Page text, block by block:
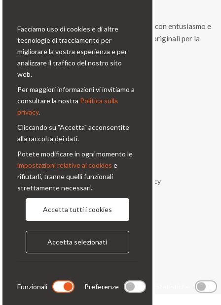
Condorfoto da 55 anni propone ancora oggi, con entusiasmo e
vitalità, una gamma di prodotti e di soluzioni originali per la
fotografia professionale.
Contatti
Via Prinetti, 32 - 20127
+39 0226110946
Informazioni
Chi Siamo
Privacy Policy
Condizioni generali
Contatti
Facciamo uso di cookies e di altre
tecnologie di tracciamento per
migliorare la vostra esperienza e per
analizzare il traffico del nostro sito
web.
Per maggiori informazioni vi invitiamo a
consultare la nostra Politica sulla
privacy.
Cliccando su "Accetta" acconsentite
alla raccolta dei dati.
Potete modificare in ogni momento le
impostazioni relative ai cookies e
rifiutarli, tranne quelli funzionali
strettamente necessari.
Accetta tutti i cookies
Accetta selezionati
Funzionali Preferenze